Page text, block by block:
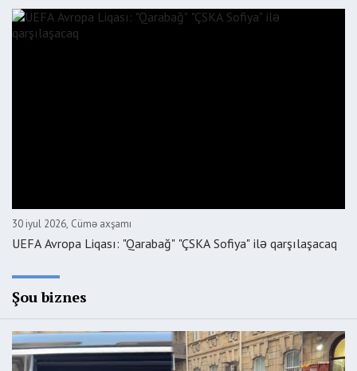
30 iyul 2026, Cümə axşamı
UEFA Avropa Liqası: "Qarabağ" "ÇSKA Sofiya" ilə qarşılaşacaq
Şou biznes